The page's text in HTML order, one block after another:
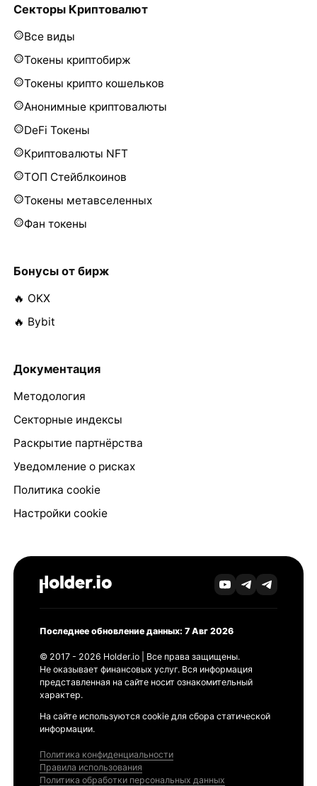
Секторы Криптовалют
Все виды
Токены криптобирж
Токены крипто кошельков
Анонимные криптовалюты
DeFi Токены
Криптовалюты NFT
ТОП Стейблкоинов
Токены метавселенных
Фан токены
Бонусы от бирж
🔥 OKX
🔥 Bybit
Документация
Методология
Секторные индексы
Раскрытие партнёрства
Уведомление о рисках
Политика cookie
Настройки cookie
Последнее обновление данных: 7 Авг 2026
© 2017 - 2026 Holder.io | Все права защищены.
Не оказывает финансовых услуг. Вся информация
представленная на сайте носит ознакомительный
характер.
На сайте используются cookie для сбора статической
информации.
Политика конфиденциальности
Правила использования
Политика обработки персональных данных